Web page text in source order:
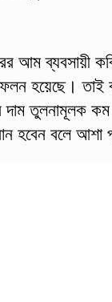
আম ব্যবসায়ী
হয়েছে। তাই
তুলনামূলক
হবেন বলে